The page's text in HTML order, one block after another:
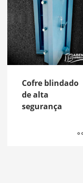
Cofre blindado
de alta
segurança